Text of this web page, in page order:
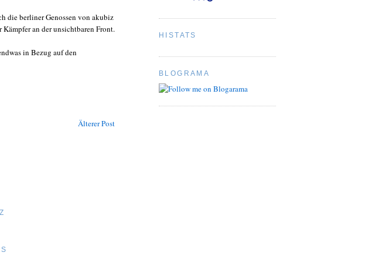
die berliner Genossen von akubiz
an der unsichtbaren Front.
in Bezug auf den
Älterer Post
HISTATS
BLOGRAMA